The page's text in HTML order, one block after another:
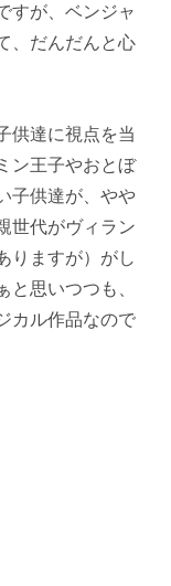
すが、ベンジャ
、だんだんと心
供達に視点を当
ン王子やおとぼ
子供達が、やや
世代がヴィラン
りますが）がし
と思いつつも、
カル作品なので